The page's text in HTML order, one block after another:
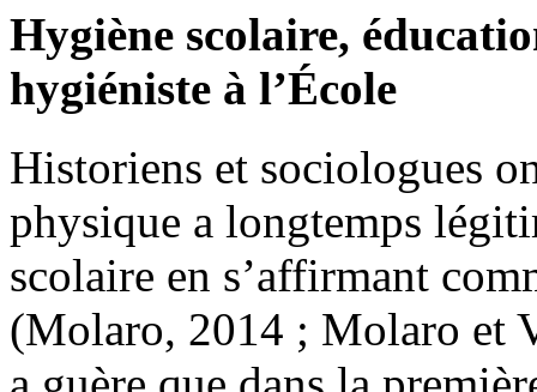
Hygiène scolaire,
hygiéniste à l’École
Historiens et sociologues
physique a longtemps
scolaire en s’affirmant
(Molaro, 2014 ; Molaro et